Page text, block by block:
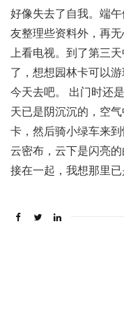
好像失去了自我。端
友整理些资料外，再
上看电视。到了第三
了，想想园林卡可以
今天去吧。 出门时还
天已是阴沉沉的，空
卡，然后骑小绿车来
云密布，云下是闪亮
接在一起，我想那里